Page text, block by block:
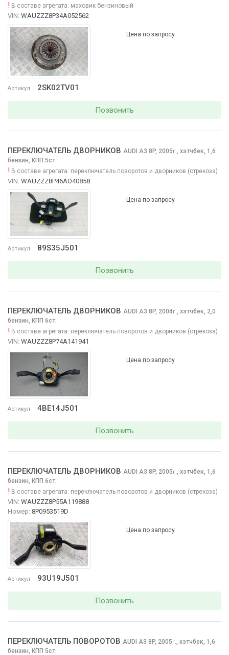
Артикул 2SK02TV01
! В составе агрегата: маховик бензиновый
VIN: WAUZZZ8P34A052562
Цена по запросу
Позвонить
Артикул 89S35J501
ПЕРЕКЛЮЧАТЕЛЬ ДВОРНИКОВ AUDI A3 8P, 2005г., хэтчбек, 1,6
бензин, КПП 5ст.
! В составе агрегата: переключатель поворотов и дворников (стрекоза)
VIN: WAUZZZ8P46AO40858
Цена по запросу
Позвонить
Артикул 4BE14J501
ПЕРЕКЛЮЧАТЕЛЬ ДВОРНИКОВ AUDI A3 8P, 2004г., хэтчбек, 2,0
бензин, КПП 6ст.
! В составе агрегата: переключатель поворотов и дворников (стрекоза)
VIN: WAUZZZ8P74A141941
Цена по запросу
Позвонить
Артикул 93U19J501
ПЕРЕКЛЮЧАТЕЛЬ ДВОРНИКОВ AUDI A3 8P, 2005г., хэтчбек, 1,6
бензин, КПП 6ст.
! В составе агрегата: переключатель поворотов и дворников (стрекоза)
VIN: WAUZZZ8P55A119888
Номер: 8P0953519D
Цена по запросу
Позвонить
ПЕРЕКЛЮЧАТЕЛЬ ПОВОРОТОВ AUDI A3 8P, 2005г., хэтчбек, 1,6
бензин, КПП 5ст.